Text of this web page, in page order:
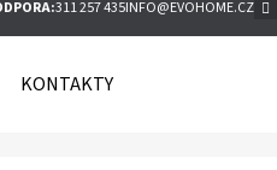
311 257 435INFO@EVOHOME.CZ
KONTAKTY